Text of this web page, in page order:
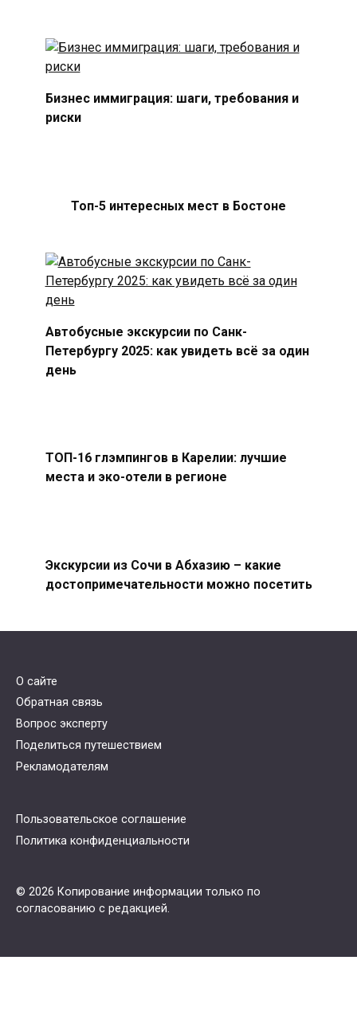
Бизнес иммиграция: шаги, требования и
риски
Топ-5 интересных мест в Бостоне
Автобусные экскурсии по Санк-
Петербургу 2025: как увидеть всё за один
день
ТОП-16 глэмпингов в Карелии: лучшие
места и эко-отели в регионе
Экскурсии из Сочи в Абхазию – какие
достопримечательности можно посетить
О сайте
Обратная связь
Вопрос эксперту
Поделиться путешествием
Рекламодателям
Пользовательское соглашение
Политика конфиденциальности
© 2026 Копирование информации только по
согласованию с редакцией.